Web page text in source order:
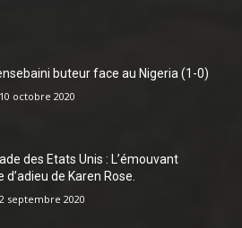
buteur face au Nigeria (1-0)
10 octobre 2020
des Etats Unis : L’émouvant
d’adieu de Karen Rose.
2 septembre 2020